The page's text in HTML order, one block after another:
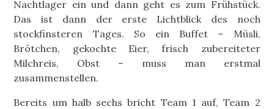
Nachtlager ein und dann geht es zum Frühstück.
Das ist dann der erste Lichtblick des noch
stockfinsteren Tages. So ein Buffet – Müsli,
Brötchen, gekochte Eier, frisch zubereiteter
Milchreis, Obst – muss man erstmal
zusammenstellen.
Bereits um halb sechs bricht Team 1 auf, Team 2